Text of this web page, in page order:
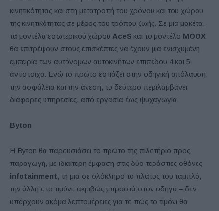
κινητικότητας και στη μετατροπή του χρόνου και του χώρου
της κινητικότητας σε μέρος του τρόπου ζωής. Σε μια μακέτα,
τα μοντέλα εσωτερικού χώρου AceS και το μοντέλο MOOX
θα επιτρέψουν στους επισκέπτες να έχουν μια ενισχυμένη
εμπειρία των αυτόνομων αυτοκινήτων επιπέδου 4 και 5
αντίστοιχα. Ενώ το πρώτο εστιάζει στην οδηγική απόλαυση,
την ασφάλεια και την άνεση, το δεύτερο περιλαμβάνει
διάφορες υπηρεσίες, από εργασία έως ψυχαγωγία.
Byton
Η Byton θα παρουσιάσει το πρώτο της πιλοτήριο προς
παραγωγή, με ιδιαίτερη έμφαση στις δύο τεράστιες οθόνες
infotainment, τη μια σε ολόκληρο το πλάτος του ταμπλό,
την άλλη στο τιμόνι, ακριβώς μπροστά στον οδηγό – δεν
υπάρχουν ακόμα λεπτομέρειες για το πώς το τιμόνι θα